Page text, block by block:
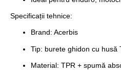
Specificații tehnice:
Brand: Acerbis
Tip: burete ghidon cu husă
Material: TPR + spumă